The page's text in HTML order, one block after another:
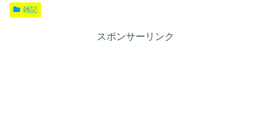
雑記
スポンサーリンク